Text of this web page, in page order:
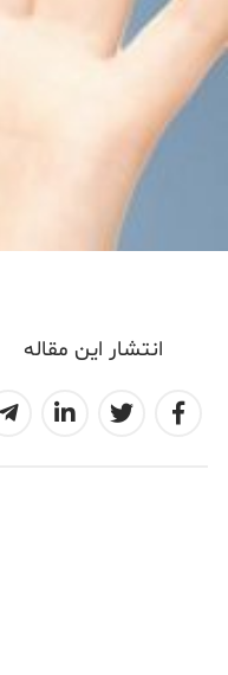
انتشار این مقاله